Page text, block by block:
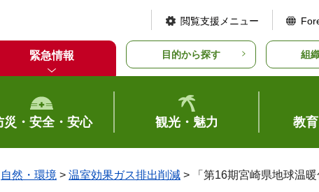
閲覧支援メニュー
緊急情報 目的から探す 組
災・安全・安心 観光・魅力 教
自然・環境 > 温室効果ガス排出削減 > 「第16期宮崎県地球温